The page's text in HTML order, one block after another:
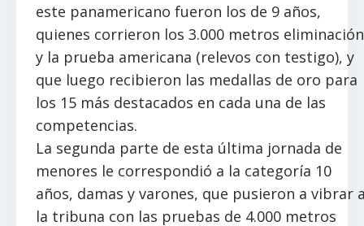
este panamericano fueron los de 9 años,
quienes corrieron los 3.000 metros eliminación
y la prueba americana (relevos con testigo), y
que luego recibieron las medallas de oro para
los 15 más destacados en cada una de las
competencias.
La segunda parte de esta última jornada de
menores le correspondió a la categoría 10
años, damas y varones, que pusieron a vibrar
la tribuna con las pruebas de 4.000 metros